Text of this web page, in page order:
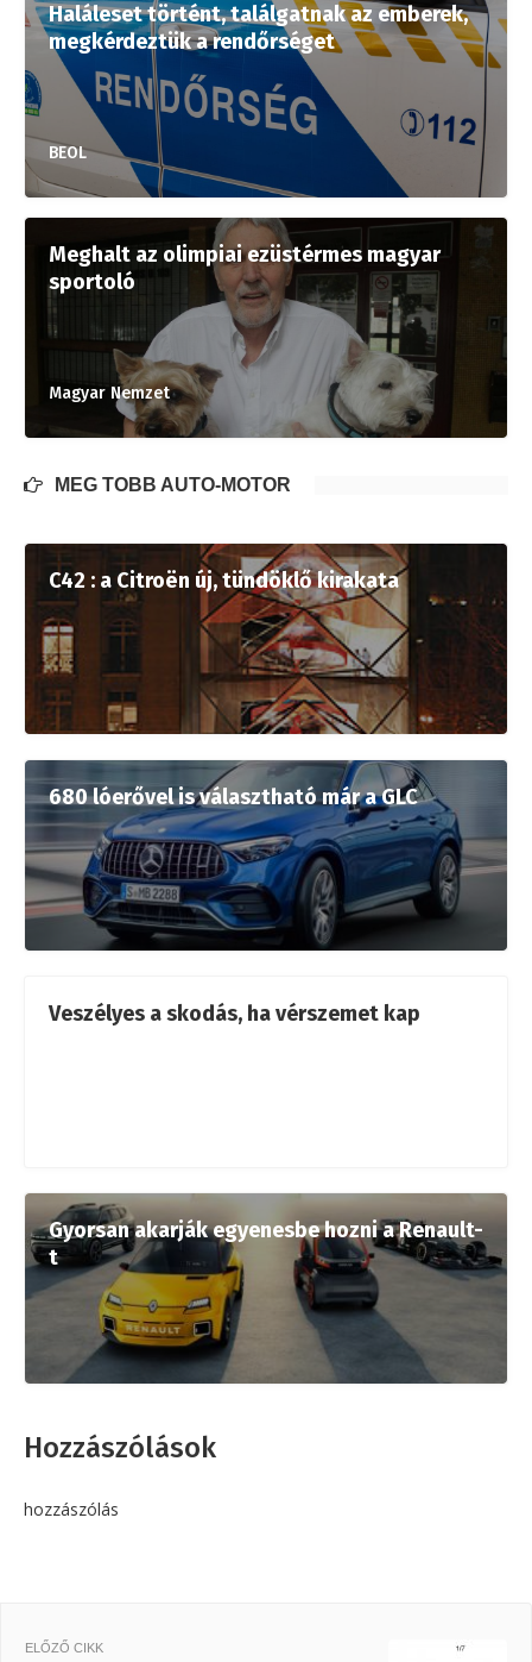
Haláleset történt, találgatnak az emberek,
megkérdeztük a rendőrséget
BEOL
Meghalt az olimpiai ezüstérmes magyar
sportoló
Magyar Nemzet
MÉG TÖBB AUTÓ-MOTOR
C42 : a Citroën új, tündöklő kirakata
680 lóerővel is választható már a GLC
Veszélyes a skodás, ha vérszemet kap
Gyorsan akarják egyenesbe hozni a Renault-
t
Hozzászólások
hozzászólás
ELŐZŐ CIKK